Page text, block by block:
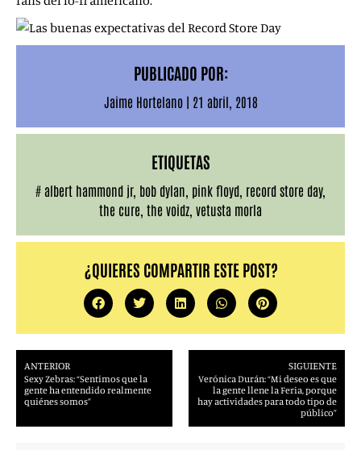
PUBLICADO POR:
Jaime Hortelano | 21 abril, 2018
ETIQUETAS
# albert hammond jr, bob dylan pink floyd record store day,
the cure the voidz vetusta morla
¿QUIERES COMPARTIR ESTE POST?
ANTERIOR
Sexy Zebras: “Sentimos que la
gente ha entendido realmente
quiénes somos”
SIGUIENTE
Verónica Durán: “Mi deseo es que
la gente llene la Feria, porque
hay actividades para todo tipo de
público”